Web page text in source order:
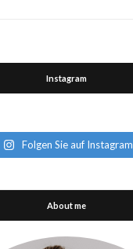
Instagram
Folgen Sie auf Instagram
About me